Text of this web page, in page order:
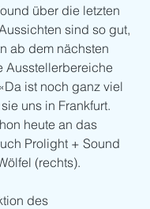
über die letzten
sind so gut,
ab dem nächsten
Ausstellerbereiche
ist noch ganz viel
uns in Frankfurt.
heute an das
Prolight + Sound
(rechts).
des